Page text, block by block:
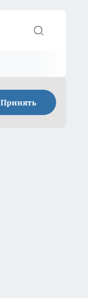
Принять